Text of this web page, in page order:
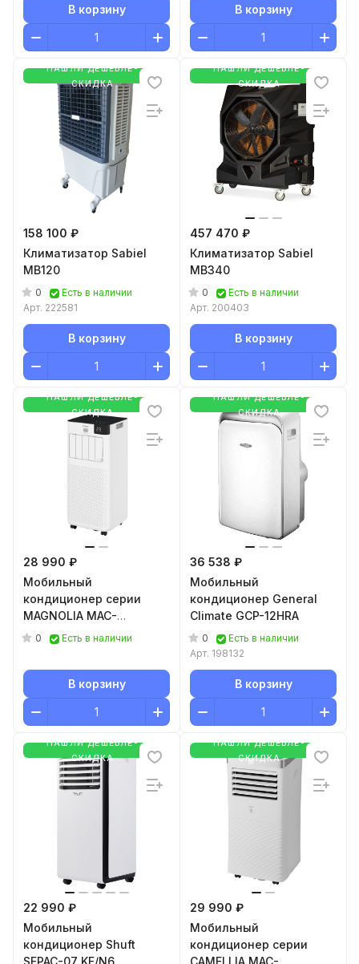
В корзину В корзину
НАШЛИ ДЕШЕВЛЕ-
СКИДКА
158 100 ₽
Климатизатор Sabiel
MB120
0
Есть в наличии
Арт. 222581
В корзину
НАШЛИ ДЕШЕВЛЕ-
СКИДКА
457 470 ₽
Климатизатор Sabiel
MB340
0
Есть в наличии
Арт. 200403
В корзину
НАШЛИ ДЕШЕВЛЕ-
СКИДКА
28 990 ₽
Мобильный
кондиционер cерии
MAGNOLIA MAC-
MG22CON01
0 Есть в наличии
В корзину
НАШЛИ ДЕШЕВЛЕ-
СКИДКА
36 538 ₽
Мобильный
кондиционер General
Climate GCP-12HRA
0
Есть в наличии
Арт. 198132
В корзину
НАШЛИ ДЕШЕВЛЕ-
СКИДКА
22 990 ₽
Мобильный
кондиционер Shuft
SFPAC-07 KF/N6
НАШЛИ ДЕШЕВЛЕ-
СКИДКА
29 990 ₽
Мобильный
кондиционер серии
CAMELLIA MAC-